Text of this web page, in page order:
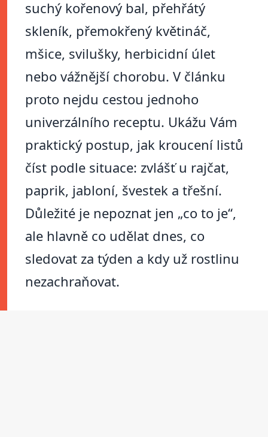
suchý kořenový bal, přehřátý
skleník, přemokřený květináč,
mšice, svilušky, herbicidní úlet
nebo vážnější chorobu. V článku
proto nejdu cestou jednoho
univerzálního receptu. Ukážu Vám
praktický postup, jak kroucení listů
číst podle situace: zvlášť u rajčat,
paprik, jabloní, švestek a třešní.
Důležité je nepoznat jen „co to je“,
ale hlavně co udělat dnes, co
sledovat za týden a kdy už rostlinu
nezachraňovat.